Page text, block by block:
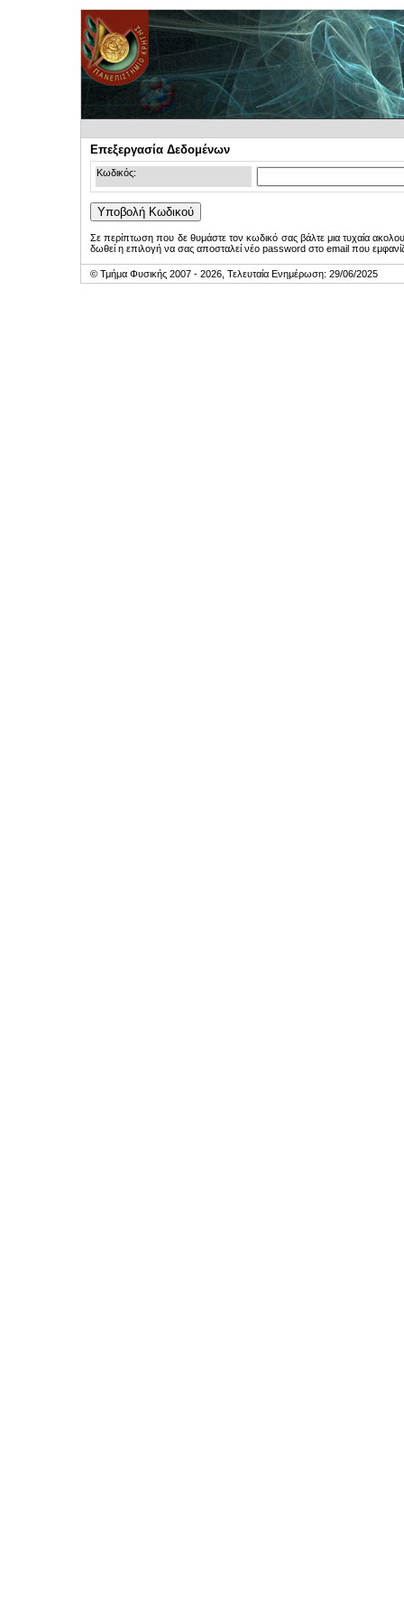
Επεξεργασία Δεδομένων
Κωδικός:
Σε περίπτωση που δε θυμάστε τον κωδικό σας βάλτε μια τυχαία
δωθεί η επιλογή να σας αποσταλεί νέο password στο email που
© Τμήμα Φυσικής 2007 - 2026, Τελευταία Ενημέρωση: 29/06/2025